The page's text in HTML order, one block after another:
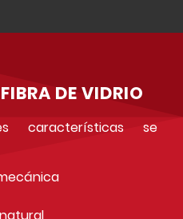
DE VIDRIO
características se